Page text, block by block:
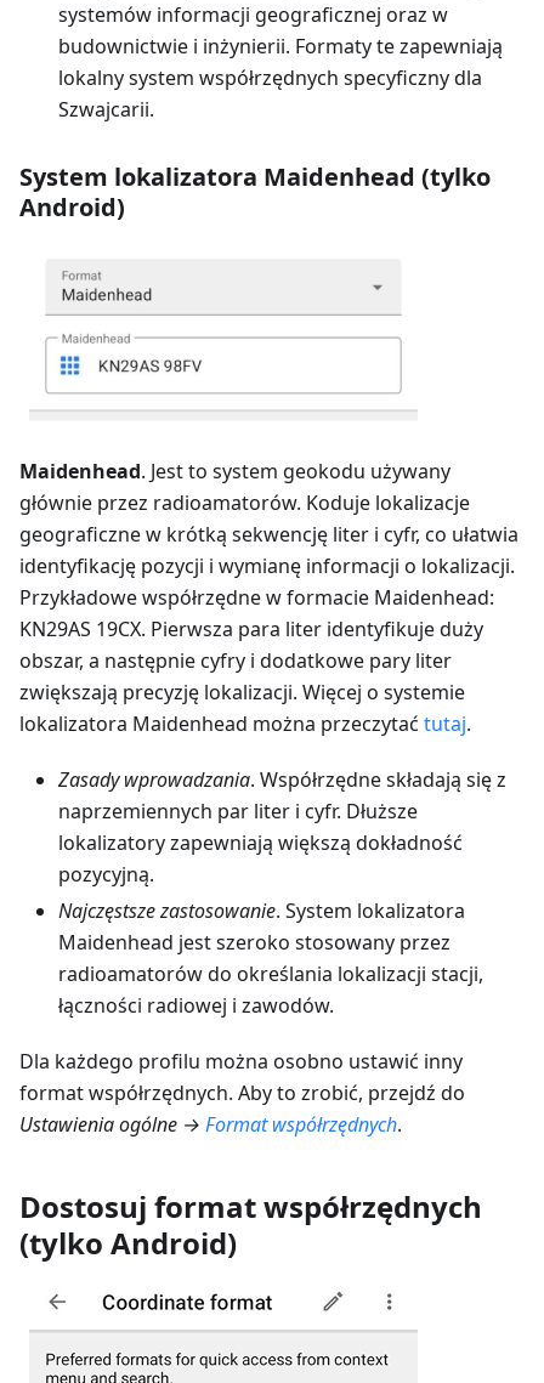
systemów informacji geograficznej oraz w
budownictwie i inżynierii. Formaty te zapewniają
lokalny system współrzędnych specyficzny dla
Szwajcarii.
System lokalizatora Maidenhead (tylko
Android)
Maidenhead. Jest to system geokodu używany
głównie przez radioamatorów. Koduje lokalizacje
geograficzne w krótką sekwencję liter i cyfr, co ułatwia
identyfikację pozycji i wymianę informacji o lokalizacji.
Przykładowe współrzędne w formacie Maidenhead:
KN29AS 19CX. Pierwsza para liter identyfikuje duży
obszar, a następnie cyfry i dodatkowe pary liter
zwiększają precyzję lokalizacji. Więcej o systemie
lokalizatora Maidenhead można przeczytać tutaj.
Zasady wprowadzania. Współrzędne składają się z
naprzemiennych par liter i cyfr. Dłuższe
lokalizatory zapewniają większą dokładność
pozycyjną.
Najczęstsze zastosowanie. System lokalizatora
Maidenhead jest szeroko stosowany przez
radioamatorów do określania lokalizacji stacji,
łączności radiowej i zawodów.
Dla każdego profilu można osobno ustawić inny
format współrzędnych. Aby to zrobić, przejdź do
Ustawienia ogólne → Format współrzędnych.
Dostosuj format współrzędnych
(tylko Android)